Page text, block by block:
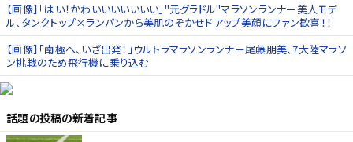
【画像】「はい！かわいいいいいいい」"元グラドル"マラソンランナー美人モデ
ル、タンクトップ×ランパンから美肌のぞかせドアップ美顔にファン歓喜！！
【画像】「南極へ、いざ出発！」ウルトラマラソンランナー尾藤朋美、7大陸マラソ
ン挑戦のため飛行機に乗り込む
話題の投稿の新着記事